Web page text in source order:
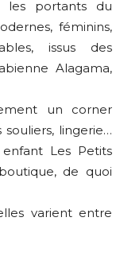
les portants du
féminins,
issus des
Alagama,
un corner
souliers, lingerie…
Les Petits
de quoi
varient entre